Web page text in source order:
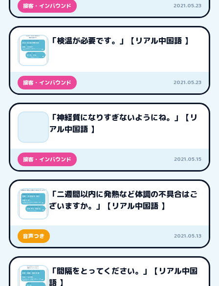
接客・インバウンド 2021.05.23
「検温が必要です。」【リアル中国語 】
接客・インバウンド 2021.05.23
「神経質になりすぎないようにね。」【リ
アル中国語 】
接客・インバウンド 2021.05.15
「二週間以内に発熱など体調の不具合はご
ざいますか。」【リアル中国語 】
音声つき 2021.05.13
「間隔をとってください。」【リアル中国
語 】